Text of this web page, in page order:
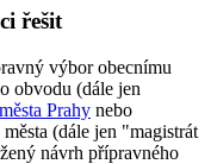
řešit
výbor obecnímu
obvodu (dále jen
Prahy nebo
(dále jen "magistrát
návrh přípravného